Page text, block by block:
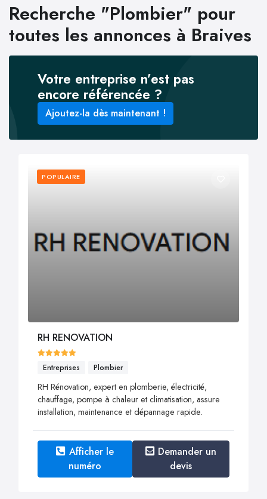
Recherche "Plombier" pour
toutes les annonces à Braives
Votre entreprise n’est pas
encore référencée ?
Ajoutez-la dès maintenant !
POPULAIRE
RH RENOVATION
Entreprises Plombier
RH Rénovation, expert en plomberie, électricité,
chauffage, pompe à chaleur et climatisation, assure
installation, maintenance et dépannage rapide.
Afficher le
numéro
Demander un
devis